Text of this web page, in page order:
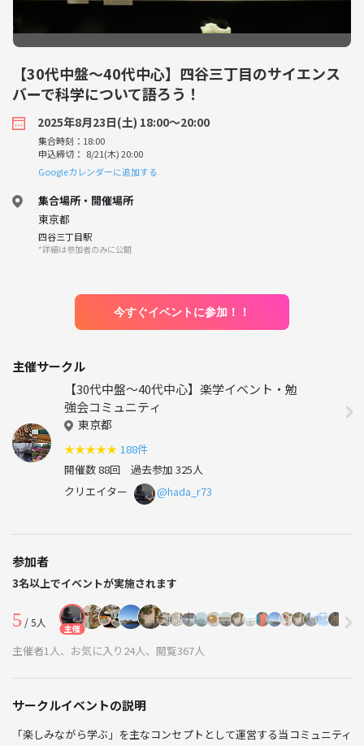
【30代中盤〜40代中心】四谷三丁目のサイエンス
バーで科学について語ろう！
2025年8月23日(土) 18:00〜20:00
集合時刻：18:00
申込締切： 8/21(木) 20:00
Googleカレンダーに追加する
集合場所・開催場所
東京都
四谷三丁目駅
*詳細は参加者のみに公開
今すぐイベントに参加！！
主催サークル
【30代中盤〜40代中心】楽学イベント・勉
強会コミュニティ
東京都
★★★★★ 188件
開催数 88回 過去参加 325人
クリエイター
@hada_r73
参加者
3名以上でイベントが実施されます
5 / 5人 主催
主催者1人、お気に入り24人、閲覧367人
サークルイベントの説明
「楽しみながら学ぶ」を主なコンセプトとして運営する当コミュニティ